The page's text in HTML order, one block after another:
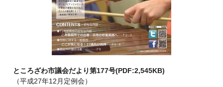
ところざわ市議会だより第177号(PDF:2,545KB)
（平成27年12月定例会）